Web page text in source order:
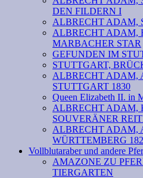
DEN FILDERN I
ALBRECHT ADAM,
ALBRECHT ADAM,
MARBACHER STAR
GEFUNDEN IM
STUTTGART,
ALBRECHT ADAM,
STUTTGART 1830
Queen Elizabeth II. in
ALBRECHT ADAM,
SOUVERÄNER
ALBRECHT ADAM,
WÜRTTEMBERG
Vollblutaraber und andere
AMAZONE ZU
TIERGARTEN